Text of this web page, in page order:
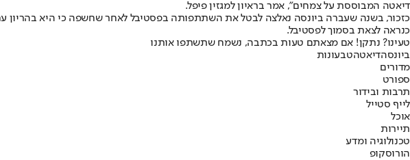
דיאטה המבוססת על צמחים", אמר בראיון למגזין פיפל.
כזכור, בשנה שעברה ביונסה נאלצה לבטל את השתתפותה בפסטיבל לאחר שחשפה כי היא בהריון
כנראה לצאת בסמוך לפסטיבל.
טעינו? נתקן! אם מצאתם טעות בכתבה, נשמח שתשתפו אותנו
ביונסהדיאטהטבעונות
מדורים
ספורט
תרבות ובידור
לייף סטייל
אוכל
תיירות
טכנולוגיה ומדע
הורוסקופ